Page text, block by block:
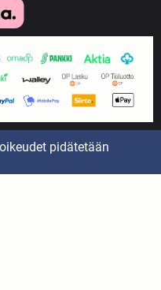
pidätetään